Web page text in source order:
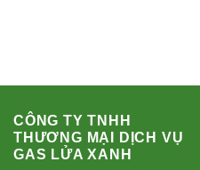
CÔNG TY TNHH
THƯƠNG MẠI DỊCH VỤ
GAS LỬA XANH